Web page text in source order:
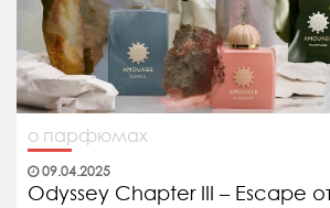
о парфюмах
09.04.2025
Odyssey Chapter III – Escape